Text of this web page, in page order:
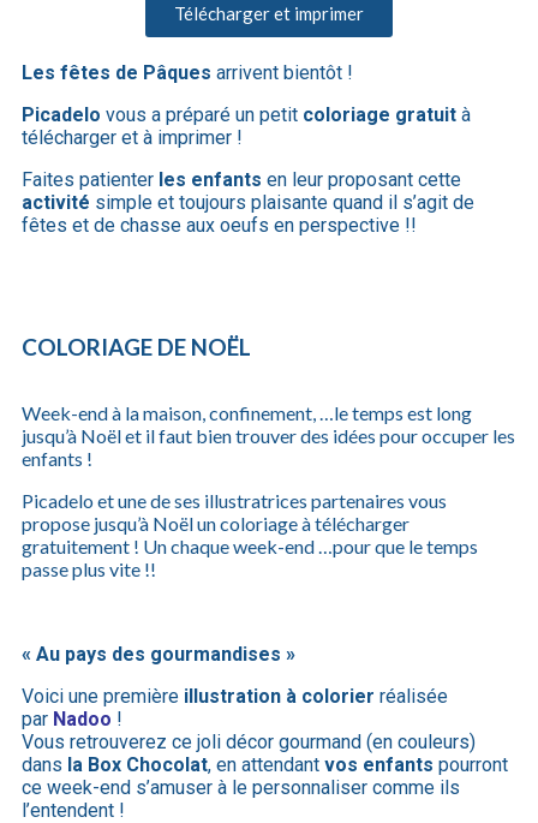
Télécharger et imprimer
Les fêtes de Pâques arrivent bientôt !
Picadelo vous a préparé un petit coloriage gratuit à
télécharger et à imprimer !
Faites patienter les enfants en leur proposant cette
activité simple et toujours plaisante quand il s’agit de
fêtes et de chasse aux oeufs en perspective !!
COLORIAGE DE NOËL
Week-end à la maison, confinement, …le temps est long
jusqu’à Noël et il faut bien trouver des idées pour occuper les
enfants !
Picadelo et une de ses illustratrices partenaires vous
propose jusqu’à Noël un coloriage à télécharger
gratuitement ! Un chaque week-end …pour que le temps
passe plus vite !!
« Au pays des gourmandises »
Voici une première illustration à colorier réalisée
par Nadoo !
Vous retrouverez ce joli décor gourmand (en couleurs)
dans la Box Chocolat, en attendant vos enfants pourront
ce week-end s’amuser à le personnaliser comme ils
l’entendent !